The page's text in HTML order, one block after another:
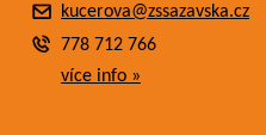
kucerova@zssazavska.cz
778 712 766
více info »